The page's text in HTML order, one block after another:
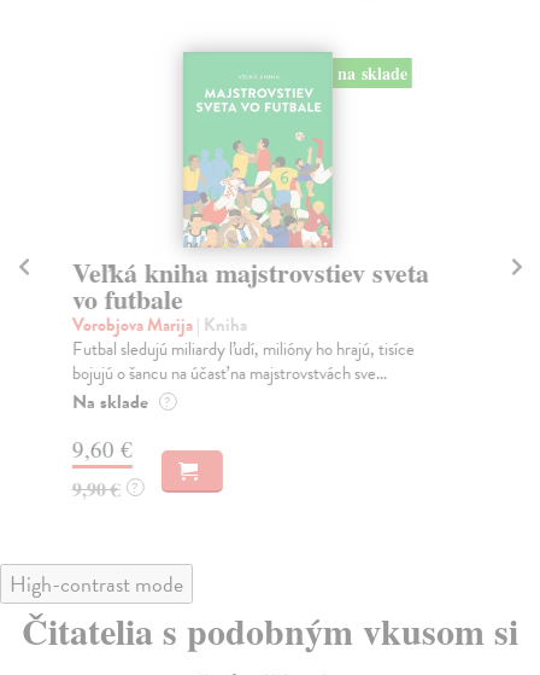
na sklade
Veľká kniha majstrovstiev sveta
vo futbale
Vorobjova Marija| Kniha
Futbal sledujú miliardy ľudí, milióny ho hrajú, tisíce
bojujú o šancu na účasť na majstrovstvách sve...
Na sklade ?
9,60 €
9,90 € ?
High-contrast mode
Čitatelia s podobným vkusom si